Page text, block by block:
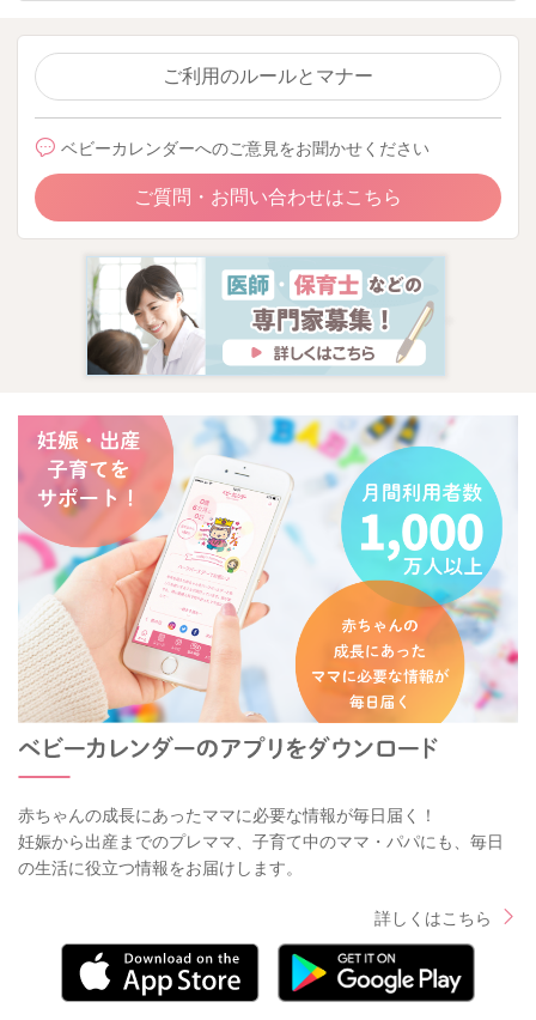
ご利用のルールとマナー
ベビーカレンダーへのご意見をお聞かせください
ご質問・お問い合わせはこちら
赤ちゃんの成長にあったママに必要な情報が毎日届く！
妊娠から出産までのプレママ、子育て中のママ・パパにも、毎日
の生活に役立つ情報をお届けします。
詳しくはこちら